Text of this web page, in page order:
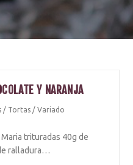
Y NARANJA
/ Tortas / Variado
trituradas 40g de
ralladura…